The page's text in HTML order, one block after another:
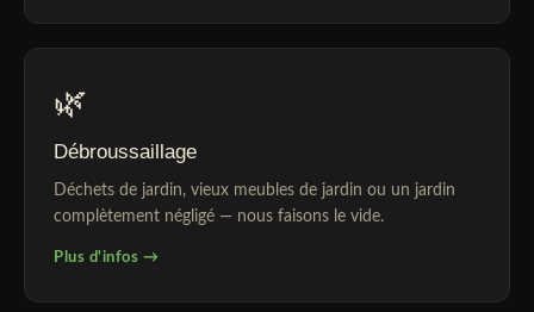
🌿
Débroussaillage
Déchets de jardin, vieux meubles de jardin ou un jardin
complètement négligé — nous faisons le vide.
Plus d'infos →